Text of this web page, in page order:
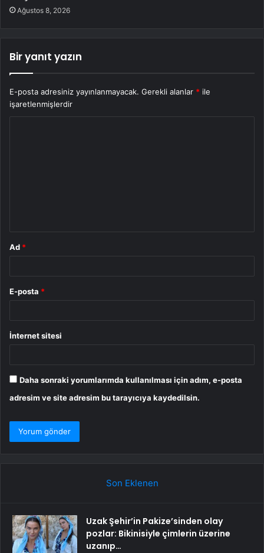
Ağustos 8, 2026
Bir yanıt yazın
E-posta adresiniz yayınlanmayacak. Gerekli alanlar * ile
işaretlenmişlerdir
Ad *
E-posta *
İnternet sitesi
Daha sonraki yorumlarımda kullanılması için adım, e-posta
adresim ve site adresim bu tarayıcıya kaydedilsin.
Son Eklenen
Uzak Şehir’in Pakize’sinden olay
pozlar: Bikinisiyle çimlerin üzerine
uzanıp…